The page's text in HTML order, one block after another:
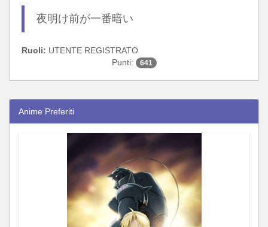
夜明け前が一番暗い
Ruoli: UTENTE REGISTRATO
Punti:
641
Anime Preferiti